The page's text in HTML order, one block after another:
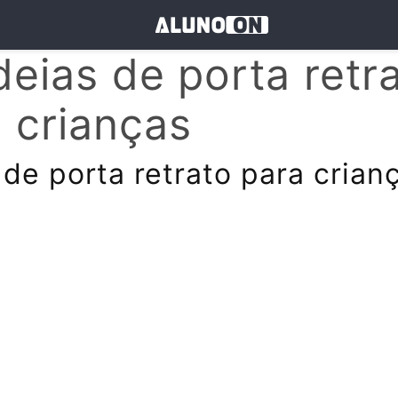
de porta
crianças
porta retrato para